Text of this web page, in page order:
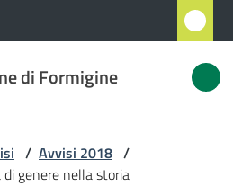
di Formigine
/ Avvisi 2018 /
genere nella storia